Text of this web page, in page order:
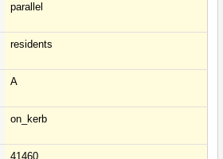
parallel
residents
A
on_kerb
41460